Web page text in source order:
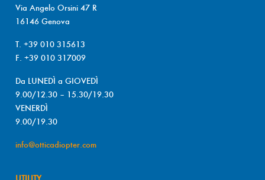
Via Angelo Orsini 47 R
16146 Genova
T. +39 010 315613
F. +39 010 317009
Da LUNEDÌ a GIOVEDÌ
9.00/12.30 – 15.30/19.30
VENERDÌ
9.00/19.30
info@otticadiopter.com